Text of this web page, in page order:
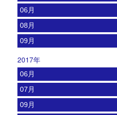
06月
08月
09月
2017年
06月
07月
09月